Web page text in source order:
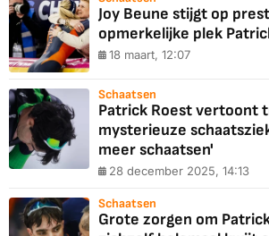
Joy Beune stijgt op
opmerkelijke plek
18 maart, 12:07
Schaatsen
Patrick Roest vertoont
mysterieuze
meer schaatsen'
28 december 2025, 14:13
Schaatsen
Grote zorgen om